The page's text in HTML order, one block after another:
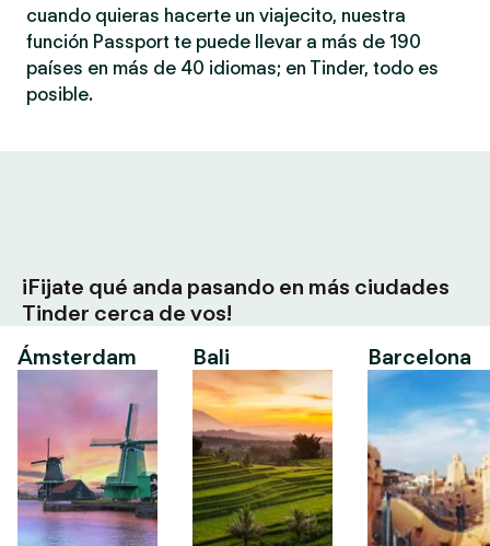
cuando quieras hacerte un viajecito, nuestra
función Passport te puede llevar a más de 190
países en más de 40 idiomas; en Tinder, todo es
posible.
¡Fijate qué anda pasando en más ciudades
Tinder cerca de vos!
Ámsterdam
Bali Barcelona